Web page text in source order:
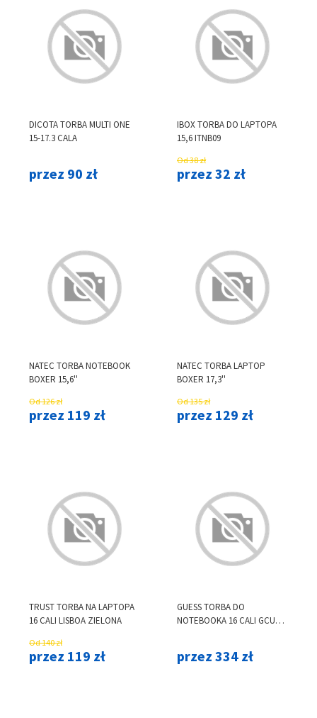
DICOTA TORBA MULTI ONE
15-17.3 CALA
przez 90 zł
IBOX TORBA DO LAPTOPA
15,6 ITNB09
Od 38 zł
przez 32 zł
NATEC TORBA NOTEBOOK
BOXER 15,6''
Od 126 zł
przez 119 zł
NATEC TORBA LAPTOP
BOXER 17,3''
Od 135 zł
przez 129 zł
TRUST TORBA NA LAPTOPA
16 CALI LISBOA ZIELONA
Od 140 zł
przez 119 zł
GUESS TORBA DO
NOTEBOOKA 16 CALI GCUBE
przez 334 zł